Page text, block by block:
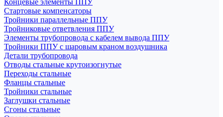
Концевые элементы ППУ
Стартовые компенсаторы
Тройники параллельные ППУ
Тройниковые ответвления ППУ
Элементы трубопровода с кабелем вывода ППУ
Тройники ППУ с шаровым краном воздушника
Детали трубопровода
Отводы стальные крутоизогнутые
Переходы стальные
Фланцы стальные
Тройники стальные
Заглушки стальные
Сгоны стальные